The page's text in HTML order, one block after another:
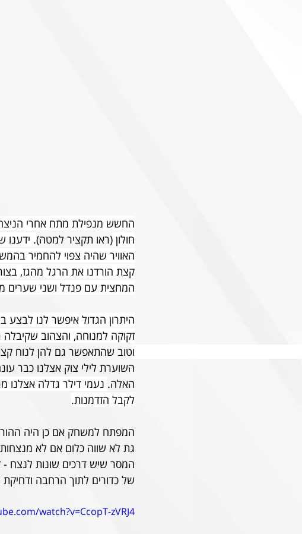
חולון (ראו תקציר למטה).
האוויר שהיה צפוי להחמיר
קצת הורדנו את הרגל מהגז,
המחצית עם פנדל ושני שערים
היתרון הגדול איפשר לנו
זקוקה למנוחה, והצהוב שקיבלה
וטוב שהתאפשר גם להן לנוח
השוערת לילי צוק אצלנו כבר
האלה.
לקבל הזדמנות.
המפתח למשחק אם כן היה
גת לא שווה כלום אם לא
המסר שיש דרכים שונות לנצח -
של כדורים לתוך הרחבה
watch?v=CcopT-zVRJ4